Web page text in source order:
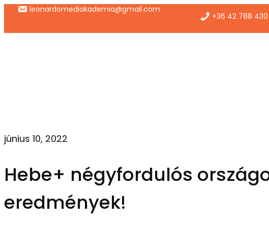
Ugrás
leonardomediakademia@gmail.com
+36 42 788 430
június 10, 2022
Hebe+ négyfordulós
eredmények!